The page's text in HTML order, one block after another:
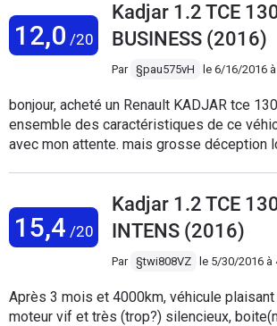
jusqu'à afficher à 30 km/h une portion de
départementale limitée à 90 km/h. il serait souhaitable que
Renault rectifie cette fonction,afin de nous
respectant les normes de sécurité.
12,0 /20
Kadjar 1.2 TCE
BUSINESS (2016)
Par §pau575vH le 6/16/2016
bonjour, acheté un Renault KADJAR tce 130 business,
ensemble des caractéristiques de ce
avec mon attente. mais grosse déception lors de l'utilisation
limitée a 90 km/h affichée limitée a 30 km/h. il
souhaitable que RENAULT corrige cette
15,4 /20
Kadjar 1.2 TCE
INTENS (2016)
Par §twi808VZ le 5/30/2016 à
Après 3 mois et 4000km, véhicule plaisant
moteur vif et très (trop?) silencieux,